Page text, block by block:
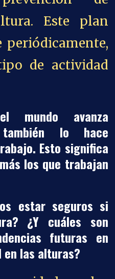
Este plan
periódicamente,
de actividad
mundo avanza
también lo hace
Esto significa
los que trabajan
estar seguros si
¿Y cuáles son
futuras en
las alturas?